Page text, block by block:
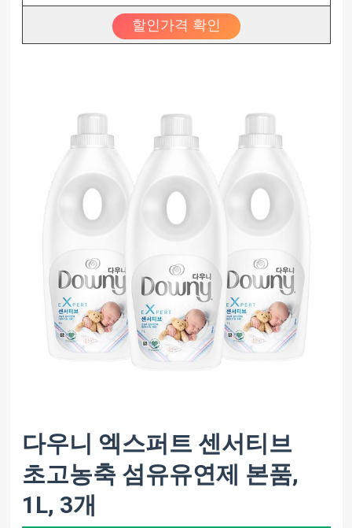
할인가격 확인
다우니 엑스퍼트 센서티브
초고농축 섬유유연제 본품,
1L, 3개